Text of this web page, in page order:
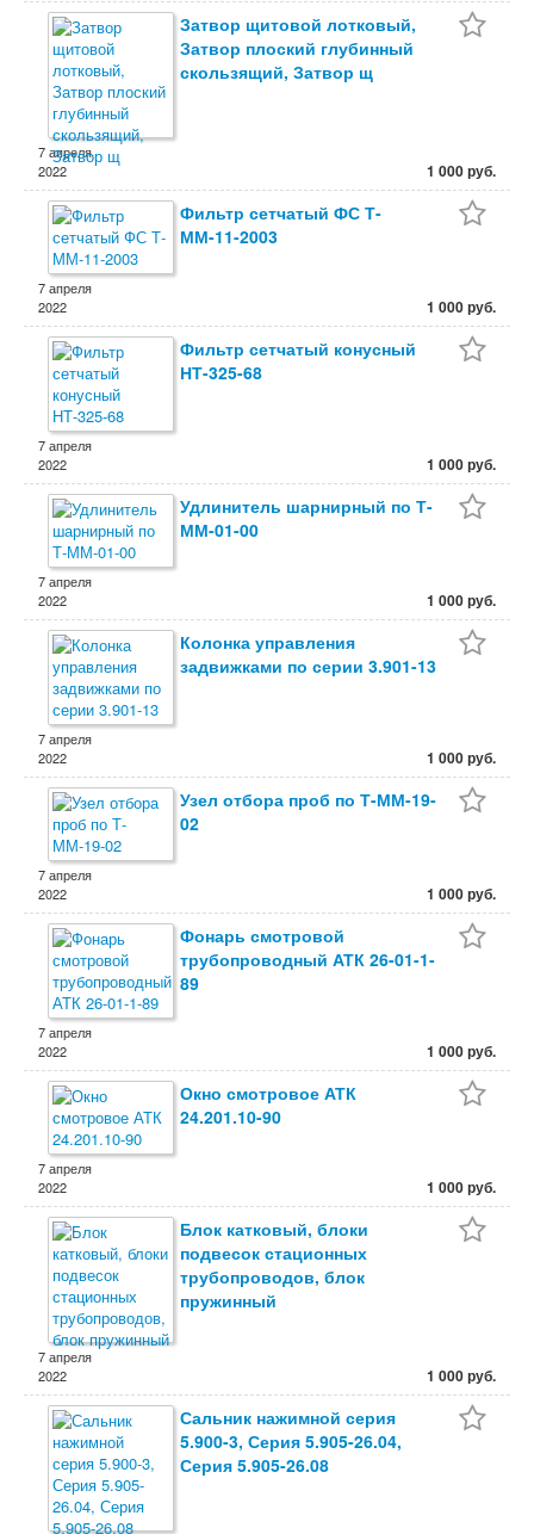
Затвор щитовой лотковый,
Затвор плоский глубинный
скользящий, Затвор щ
7 апреля
2022
1 000 руб.
Фильтр сетчатый ФС Т-
ММ-11-2003
7 апреля
2022
1 000 руб.
Фильтр сетчатый конусный
НТ-325-68
7 апреля
2022
1 000 руб.
Удлинитель шарнирный по Т-
ММ-01-00
7 апреля
2022
1 000 руб.
Колонка управления
задвижками по серии 3.901-13
7 апреля
2022
1 000 руб.
Узел отбора проб по Т-ММ-19-
02
7 апреля
2022
1 000 руб.
Фонарь смотровой
трубопроводный АТК 26-01-1-
89
7 апреля
2022
1 000 руб.
Окно смотровое АТК
24.201.10-90
7 апреля
2022
1 000 руб.
Блок катковый, блоки
подвесок стационных
трубопроводов, блок
пружинный
7 апреля
2022
1 000 руб.
Сальник нажимной серия
5.900-3, Серия 5.905-26.04,
Серия 5.905-26.08